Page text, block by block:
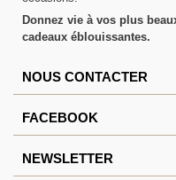
Donnez vie à vos plus
cadeaux éblouissantes.
NOUS CONTACTER
FACEBOOK
NEWSLETTER